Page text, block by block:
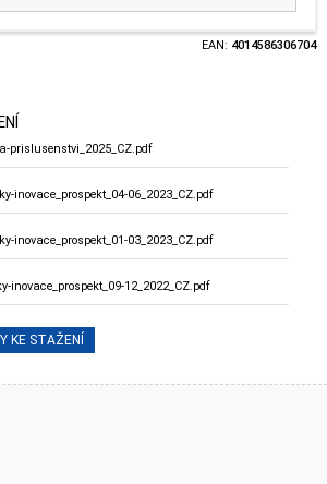
EAN: 4014586306704
prislusenstvi_2025_CZ.pdf
inovace_prospekt_04-06_2023_CZ.pdf
inovace_prospekt_01-03_2023_CZ.pdf
inovace_prospekt_09-12_2022_CZ.pdf
KE STAŽENÍ